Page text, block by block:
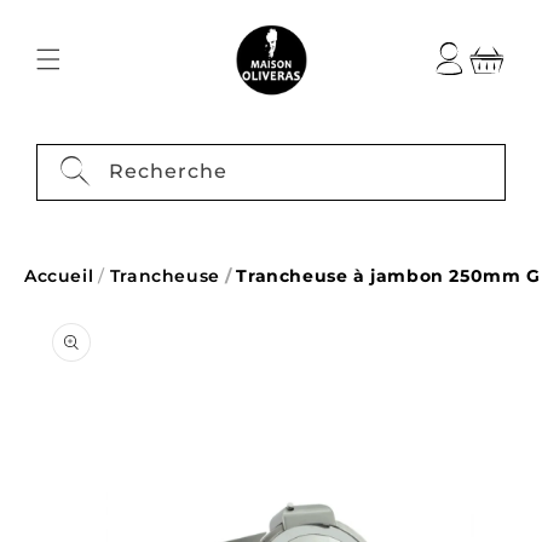
au
Recherche
Accueil / Trancheuse / Trancheuse à jambon 250mm